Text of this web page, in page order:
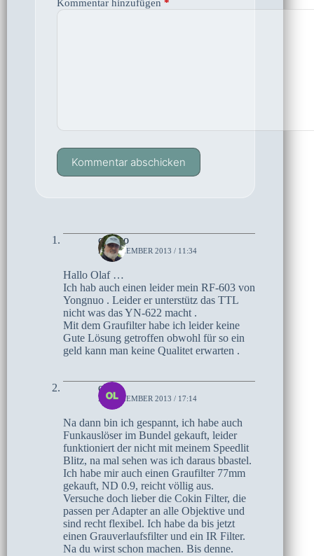
Kommentar hinzufügen *
Kommentar abschicken
czoczo
28. DEZEMBER 2013 / 11:34
Hallo Olaf …
Ich hab auch einen leider mein RF-603 von
Yongnuo . Leider er unterstütz das TTL
nicht was das YN-622 macht .
Mit dem Graufilter habe ich leider keine
Gute Lösung getroffen obwohl für so ein
geld kann man keine Qualitet erwarten .
olaf
25. DEZEMBER 2013 / 17:14
Na dann bin ich gespannt, ich habe auch
Funkauslöser im Bundel gekauft, leider
funktioniert der nicht mit meinem Speedlit
Blitz, na mal sehen was ich daraus bbastel.
Ich habe mir auch einen Graufilter 77mm
gekauft, ND 0.9, reicht völlig aus.
Versuche doch lieber die Cokin Filter, die
passen per Adapter an alle Objektive und
sind recht flexibel. Ich habe da bis jetzt
einen Grauverlaufsfilter und ein IR Filter.
Na du wirst schon machen. Bis denne.